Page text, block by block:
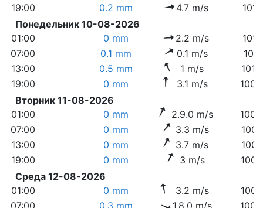
19:00
0.2 mm 4.7 m/s
Понедельник 10-08-2026
01:00
0 mm 2.2 m/s
07:00
0.1 mm 0.1 m/s
13:00
0.5 mm 1 m/s
19:00
0 mm 3.1 m/s
Вторник 11-08-2026
01:00
0 mm 2.9.0 m/s
07:00
0 mm 3.3 m/s
13:00
0 mm 3.7 m/s
19:00
0 mm 3 m/s
Среда 12-08-2026
01:00
0 mm 3.2 m/s
07:00
0.3 mm 1.8.0 m/s